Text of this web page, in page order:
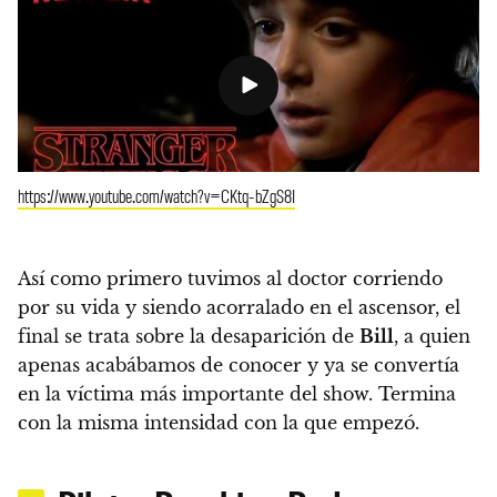
https://www.youtube.com/watch?v=CKtq-bZgS8I
Así como primero tuvimos al doctor corriendo
por su vida y siendo acorralado en el ascensor, el
final se trata sobre la desaparición de Bill, a quien
apenas acabábamos de conocer y ya se convertía
en la víctima más importante del show. Termina
con la misma intensidad con la que empezó.